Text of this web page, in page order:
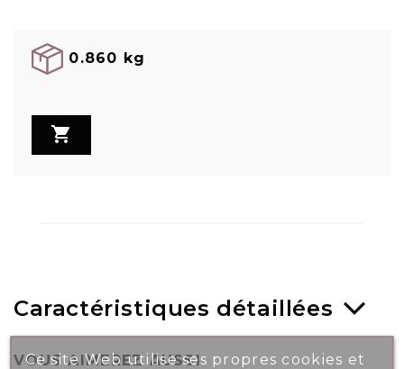
0.860 kg

Caractéristiques détaillées
VOUS AIMEREZ AUSSI
Ce site Web utilise ses propres cookies et